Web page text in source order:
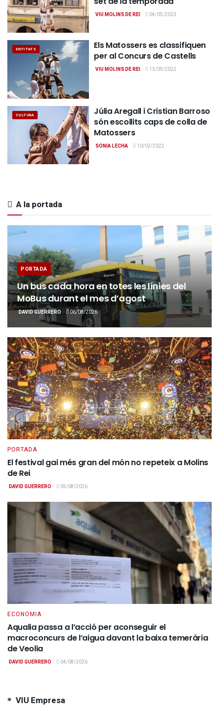
VIU MOLINS DE REI 04/05/2023
ENTITATS
Els Matossers es classifiquen
per al Concurs de Castells
VIU MOLINS DE REI 13/09/2022
CULTURA
Júlia Aregall i Cristian Barroso
són escollits caps de colla de
Matossers
SONIA LECHA 10/02/2022
A la portada
PORTADA
Un bus cada hora en totes les línies del
MoBus durant el mes d’agost
DAVID GUERRERO 06/08/2026
PORTADA
El festival gai més gran del món no repeteix a Molins
de Rei
DAVID GUERRERO 05/08/2026
ECONOMIA
Aqualia passa a l’acció per aconseguir el
macroconcurs de l’aigua davant la baixa temerària
de Veolia
DAVID GUERRERO 04/08/2026
VIU Empresa